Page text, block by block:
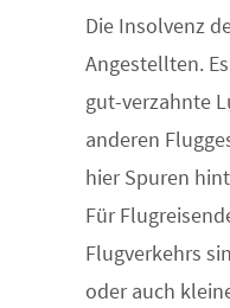
Die Insolvenz
Angestellten.
gut-verzahnte
anderen
hier Spuren
Für
Flugverkehrs
oder auch